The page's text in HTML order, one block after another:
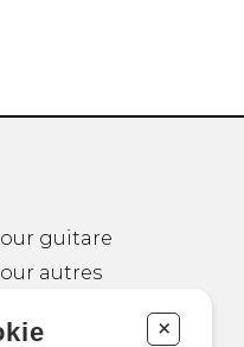
guitare
autres
+